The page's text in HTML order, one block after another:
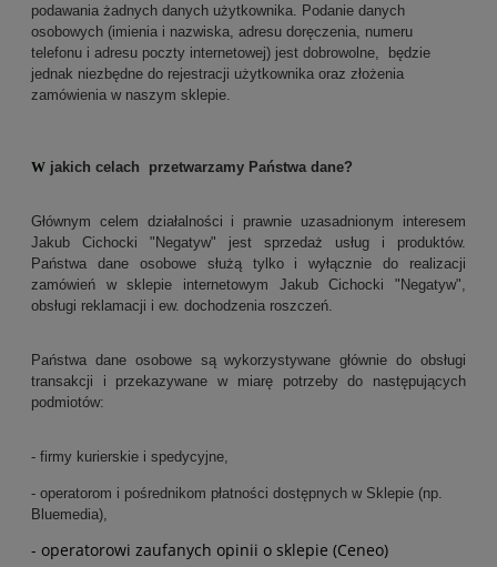
podawania żadnych danych użytkownika. Podanie danych
osobowych (imienia i nazwiska, adresu doręczenia, numeru
telefonu i adresu poczty internetowej) jest dobrowolne, będzie
jednak niezbędne do rejestracji użytkownika oraz złożenia
zamówienia w naszym sklepie.
W jakich celach przetwarzamy Państwa dane?
Głównym celem działalności i prawnie uzasadnionym interesem
Jakub Cichocki "Negatyw" jest sprzedaż usług i produktów.
Państwa dane osobowe służą tylko i wyłącznie do realizacji
zamówień w sklepie internetowym Jakub Cichocki "Negatyw",
obsługi reklamacji i ew. dochodzenia roszczeń.
Państwa dane osobowe są wykorzystywane głównie do obsługi
transakcji i przekazywane w miarę potrzeby do następujących
podmiotów:
- firmy kurierskie i spedycyjne,
- operatorom i pośrednikom płatności dostępnych w Sklepie (np.
Bluemedia),
- operatorowi zaufanych opinii o sklepie (Ceneo)